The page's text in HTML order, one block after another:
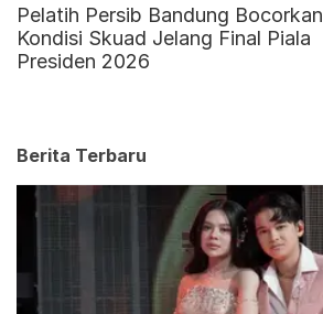
Pelatih Persib Bandung Bocorkan
Kondisi Skuad Jelang Final Piala
Presiden 2026
Berita Terbaru